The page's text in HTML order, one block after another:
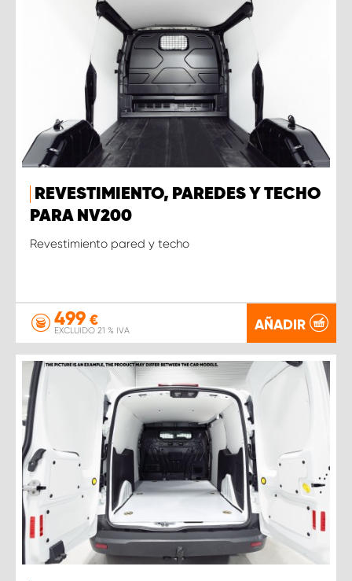
REVESTIMIENTO, PAREDES Y TECHO
PARA NV200
Revestimiento pared y techo
499 €
EXCLUIDO 21 % IVA AÑADIR